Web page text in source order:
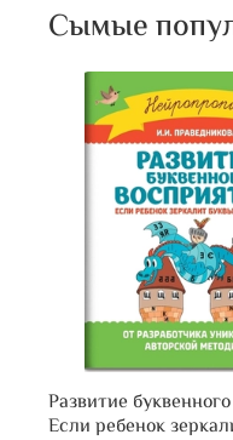
Сымые
Развитие
Если ребенок